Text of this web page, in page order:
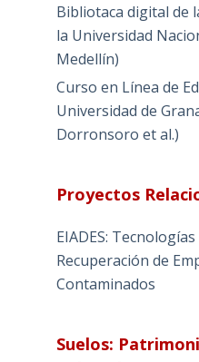
Bibliotaca digital de
la Universidad
Medellín)
Curso en Línea de
Universidad de
Dorronsoro et al.)
Proyectos
EIADES:
Recuperación de
Contaminados
Suelos: